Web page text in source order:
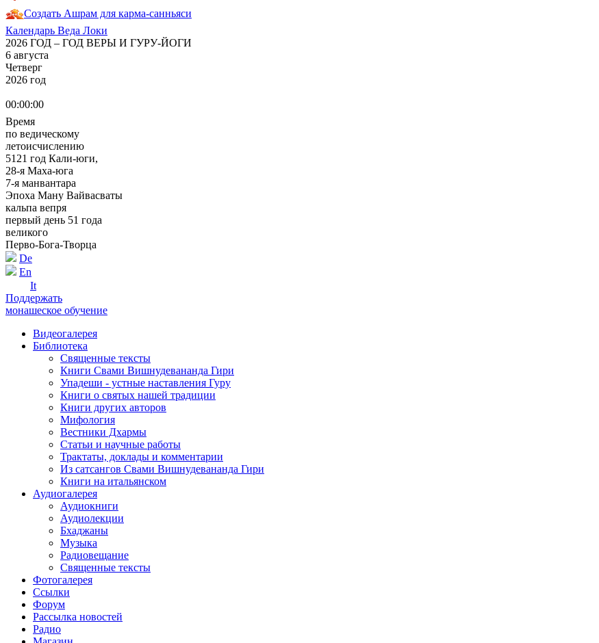
Создать Ашрам для карма-санньяси
Календарь Веда Локи
2026 ГОД – ГОД ВЕРЫ И ГУРУ-ЙОГИ
6 августа
Четверг
2026 год
00:00:00
Время
по ведическому
летоисчислению
5121 год Кали-юги,
28-я Маха-юга
7-я манвантара
Эпоха Ману Вайвасваты
кальпа вепря
первый день 51 года
великого
Перво-Бога-Творца
De
En
It
Поддержать
монашеское обучение
Видеогалерея
Библиотека
Священные тексты
Книги Свами Вишнудевананда Гири
Упадеши - устные наставления Гуру
Книги о святых нашей традиции
Книги других авторов
Мифология
Вестники Дхармы
Статьи и научные работы
Трактаты, доклады и комментарии
Из сатсангов Свами Вишнудевананда Гири
Книги на итальянском
Аудиогалерея
Аудиокниги
Аудиолекции
Бхаджаны
Музыка
Радиовещание
Священные тексты
Фотогалерея
Ссылки
Форум
Рассылка новостей
Радио